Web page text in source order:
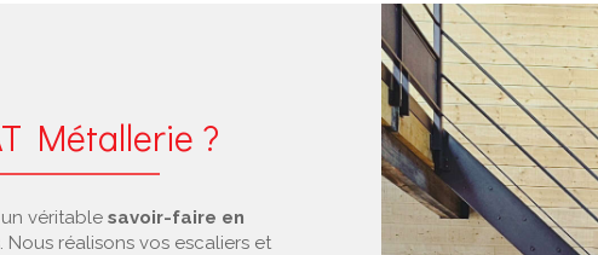
Métallerie ?
véritable savoir-faire en
Nous réalisons vos escaliers et